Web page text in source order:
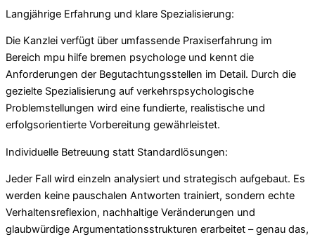
Langjährige Erfahrung und klare Spezialisierung:
Die Kanzlei verfügt über umfassende Praxiserfahrung im
Bereich mpu hilfe bremen psychologe und kennt die
Anforderungen der Begutachtungsstellen im Detail. Durch die
gezielte Spezialisierung auf verkehrspsychologische
Problemstellungen wird eine fundierte, realistische und
erfolgsorientierte Vorbereitung gewährleistet.
Individuelle Betreuung statt Standardlösungen:
Jeder Fall wird einzeln analysiert und strategisch aufgebaut. Es
werden keine pauschalen Antworten trainiert, sondern echte
Verhaltensreflexion, nachhaltige Veränderungen und
glaubwürdige Argumentationsstrukturen erarbeitet – genau das,